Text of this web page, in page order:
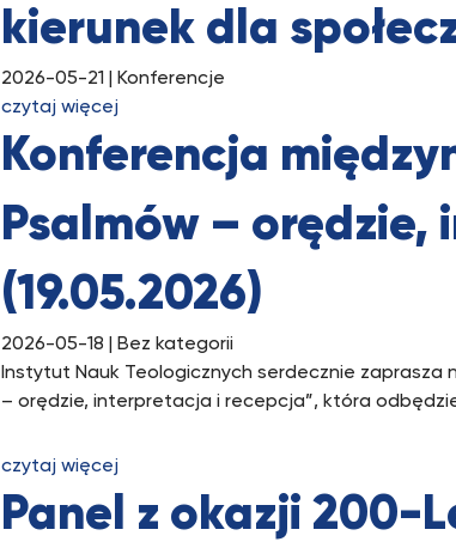
kierunek dla
2026-05-21
| Konferencje
czytaj więcej
Konferencja
Psalmów –
(19.05.2026)
2026-05-18 | Bez kategorii
Instytut Nauk Teologicznych serdecznie zaprasza
– orędzie, interpretacja i recepcja”, która
czytaj więcej
Panel z okazji 200-